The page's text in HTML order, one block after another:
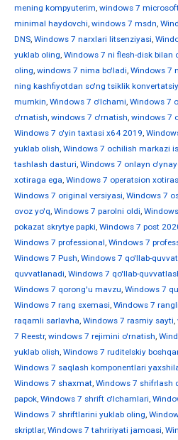
mening kompyuterim, windows 7
minimal haydovchi, windows 7 msdn,
DNS, Windows 7 narxlari litsenziyasi,
yuklab oling, Windows 7 ni flesh-disk bilan
oling, windows 7 nima bo'ladi, Windows 7
ning kashfiyotdan so'ng tsiklik
mumkin, Windows 7 o'lchami, Windows 7
o'rnatish, windows 7 o'rnatish, windows 7
Windows 7 o'yin taxtasi x64 2019,
yuklab olish, Windows 7 ochilish markazi
tashlash dasturi, Windows 7 onlayn
xotiraga ega, Windows 7 operatsion
Windows 7 original versiyasi, Windows 7
ovoz yo'q, Windows 7 parolni oldi,
pokazat skrytye papki, Windows 7 post
Windows 7 professional, Windows 7
Windows 7 Push, Windows 7 qo'llab-
quvvatlanadi, Windows 7 qo'llab-
Windows 7 qorong'u mavzu, Windows 7
Windows 7 rang sxemasi, Windows 7
raqamli sarlavha, Windows 7 rasmiy sayti,
7 Reestr, windows 7 rejimini o'rnatish,
yuklab olish, Windows 7 ruditelskiy
Windows 7 saqlash komponentlari
Windows 7 shaxmat, Windows 7 shifrlash
papok, Windows 7 shrift o'lchamlari,
Windows 7 shriftlarini yuklab oling,
skriptlar, Windows 7 tahririyati jamoasi,